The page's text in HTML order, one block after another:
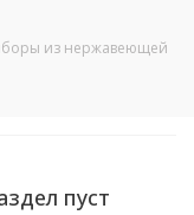
из нержавеющей
пуст